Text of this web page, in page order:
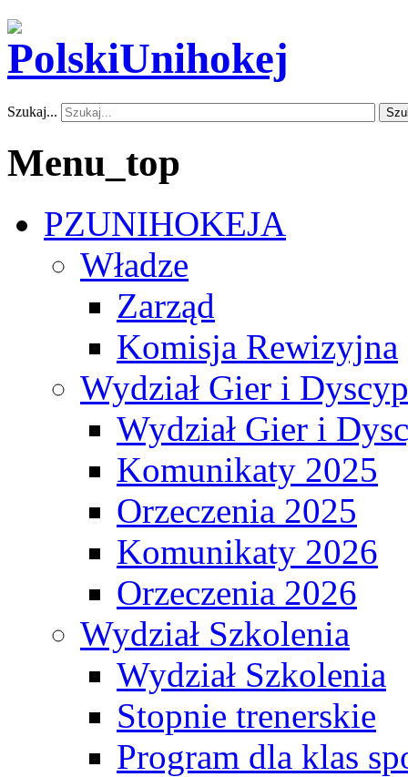
Szukaj...
Menu_top
PZUNIHOKEJA
Władze
Zarząd
Komisja Rewizyjna
Wydział Gier i
Wydział Gier i
Komunikaty 2025
Orzeczenia 2025
Komunikaty 2026
Orzeczenia 2026
Wydział Szkolenia
Wydział Szkolenia
Stopnie trenerskie
Program dla klas